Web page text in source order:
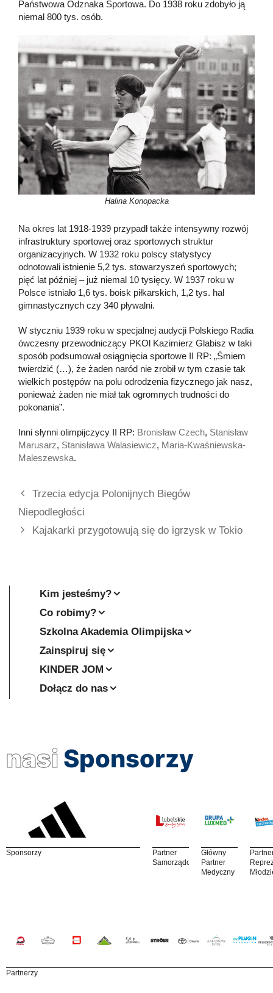
Państwowa Odznaka Sportowa. Do 1938 roku zdobyło ją
niemal 800 tys. osób.
Halina Konopacka
Na okres lat 1918-1939 przypadł także intensywny rozwój
infrastruktury sportowej oraz sportowych struktur
organizacyjnych. W 1932 roku polscy statystycy
odnotowali istnienie 5,2 tys. stowarzyszeń sportowych;
pięć lat później – już niemal 10 tysięcy. W 1937 roku w
Polsce istniało 1,6 tys. boisk piłkarskich, 1,2 tys. hal
gimnastycznych czy 340 pływalni.
W styczniu 1939 roku w specjalnej audycji Polskiego Radia
ówczesny przewodniczący PKOl Kazimierz Glabisz w taki
sposób podsumował osiągnięcia sportowe II RP: „Śmiem
twierdzić (…), że żaden naród nie zrobił w tym czasie tak
wielkich postępów na polu odrodzenia fizycznego jak nasz,
ponieważ żaden nie miał tak ogromnych trudności do
pokonania”.
Inni słynni olimpijczycy II RP: Bronisław Czech, Stanisław
Marusarz, Stanisława Walasiewicz, Maria-Kwaśniewska-
Maleszewska.
Trzecia edycja Polonijnych Biegów
Niepodległości
Kajakarki przygotowują się do igrzysk w Tokio
Kim jesteśmy?
Co robimy?
Szkolna Akademia Olimpijska
Zainspiruj się
KINDER JOM
Dołącz do nas
nasi Sponsorzy
Sponsorzy
Partner
Samorządowy
Główny
Partner
Medyczny
Partnerzy